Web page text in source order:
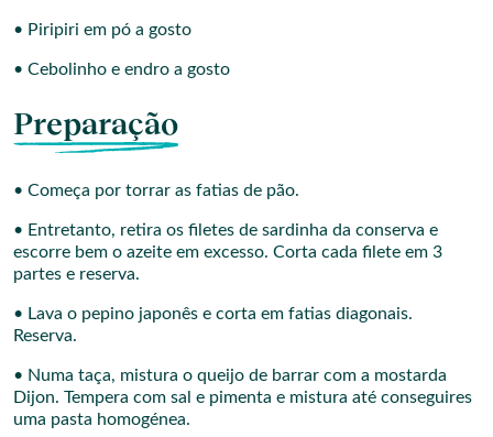
• Piripiri em pó a gosto
• Cebolinho e endro a gosto
Preparação
• Começa por torrar as fatias de pão.
• Entretanto, retira os filetes de sardinha da conserva e
escorre bem o azeite em excesso. Corta cada filete em 3
partes e reserva.
• Lava o pepino japonês e corta em fatias diagonais.
Reserva.
• Numa taça, mistura o queijo de barrar com a mostarda
Dijon. Tempera com sal e pimenta e mistura até conseguires
uma pasta homogénea.